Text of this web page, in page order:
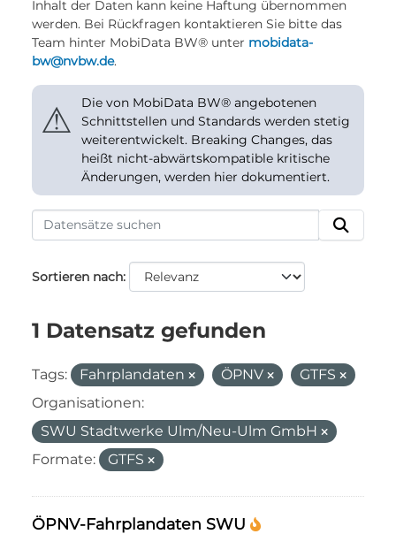
Inhalt der Daten kann keine Haftung übernommen
werden. Bei Rückfragen kontaktieren Sie bitte das
Team hinter MobiData BW® unter mobidata-
bw@nvbw.de.
⚠
Die von MobiData BW® angebotenen
Schnittstellen und Standards werden stetig
weiterentwickelt. Breaking Changes, das
heißt nicht-abwärtskompatible kritische
Änderungen, werden hier dokumentiert.
Sortieren nach
1 Datensatz gefunden
Tags: Fahrplandaten ÖPNV
GTFS
Organisationen:
SWU Stadtwerke Ulm/Neu-Ulm GmbH
Formate:
GTFS
ÖPNV-Fahrplandaten SWU